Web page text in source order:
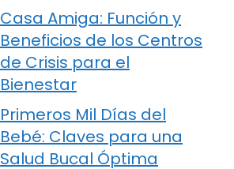
Casa Amiga: Función y
Beneficios de los Centros
de Crisis para el
Bienestar
Primeros Mil Días del
Bebé: Claves para una
Salud Bucal Óptima